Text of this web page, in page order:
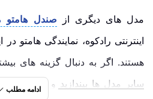
مدل های دیگری از صندل هامتو
اینترنتی رادکوه، نمایندگی هامتو
هستند. اگر به دنبال گزینه های
سایر مدل ها بیندازید و کفشی
ادامه مطلب